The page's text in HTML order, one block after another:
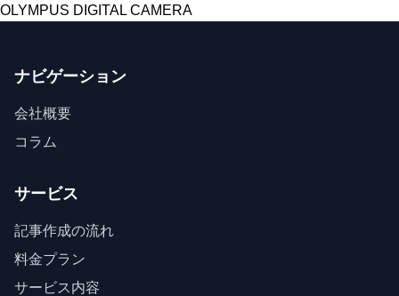
OLYMPUS DIGITAL CAMERA
ナビゲーション
会社概要
コラム
サービス
記事作成の流れ
料金プラン
サービス内容